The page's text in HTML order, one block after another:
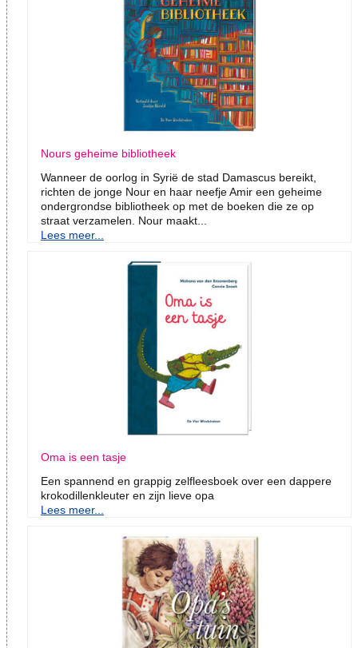
Nours geheime bibliotheek
Wanneer de oorlog in Syrië de stad Damascus bereikt,
richten de jonge Nour en haar neefje Amir een geheime
ondergrondse bibliotheek op met de boeken die ze op
straat verzamelen. Nour maakt...
Lees meer...
Oma is een tasje
Een spannend en grappig zelfleesboek over een dappere
krokodillenkleuter en zijn lieve opa
Lees meer...